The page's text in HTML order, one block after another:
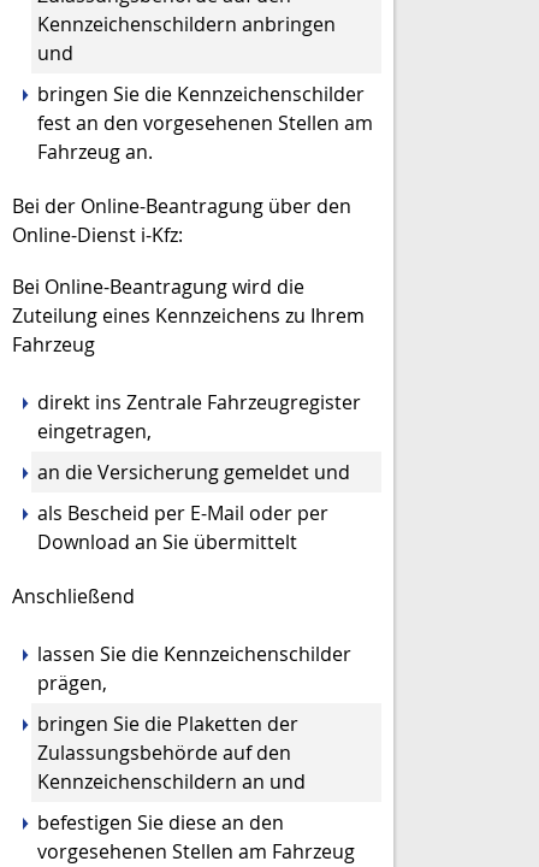
Kennzeichenschildern anbringen
und
bringen Sie die Kennzeichenschilder
fest an den vorgesehenen Stellen am
Fahrzeug an.
Bei der Online-Beantragung über den
Online-Dienst i-Kfz:
Bei Online-Beantragung wird die
Zuteilung eines Kennzeichens zu Ihrem
Fahrzeug
direkt ins Zentrale Fahrzeugregister
eingetragen,
an die Versicherung gemeldet und
als Bescheid per E-Mail oder per
Download an Sie übermittelt
Anschließend
lassen Sie die Kennzeichenschilder
prägen,
bringen Sie die Plaketten der
Zulassungsbehörde auf den
Kennzeichenschildern an und
befestigen Sie diese an den
vorgesehenen Stellen am Fahrzeug